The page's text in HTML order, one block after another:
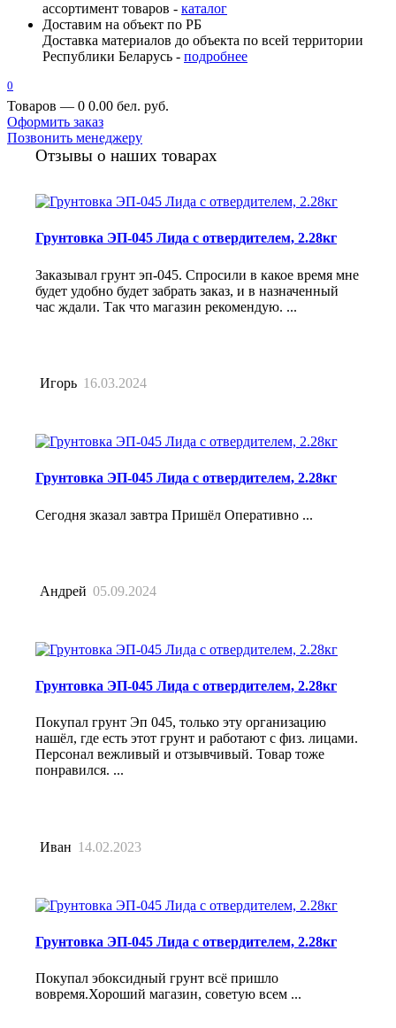
ассортимент товаров - каталог
Доставим на объект по РБ
Доставка материалов до объекта по всей территории
Республики Беларусь - подробнее
0
Товаров — 0 0.00 бел. руб.
Оформить заказ
Позвонить менеджеру
Отзывы о наших товарах
Грунтовка ЭП-045 Лида с отвердителем, 2.28кг
Заказывал грунт эп-045. Спросили в какое время мне
будет удобно будет забрать заказ, и в назначенный
час ждали. Так что магазин рекомендую. ...
Игорь 16.03.2024
Грунтовка ЭП-045 Лида с отвердителем, 2.28кг
Сегодня зказал завтра Пришёл Оперативно ...
Андрей 05.09.2024
Грунтовка ЭП-045 Лида с отвердителем, 2.28кг
Покупал грунт Эп 045, только эту организацию
нашёл, где есть этот грунт и работают с физ. лицами.
Персонал вежливый и отзывчивый. Товар тоже
понравился. ...
Иван 14.02.2023
Грунтовка ЭП-045 Лида с отвердителем, 2.28кг
Покупал эбоксидный грунт всё пришло
вовремя.Хороший магазин, советую всем ...